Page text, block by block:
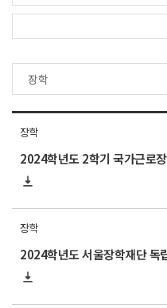
장학
2024학년도 2학기 국가근로
장학